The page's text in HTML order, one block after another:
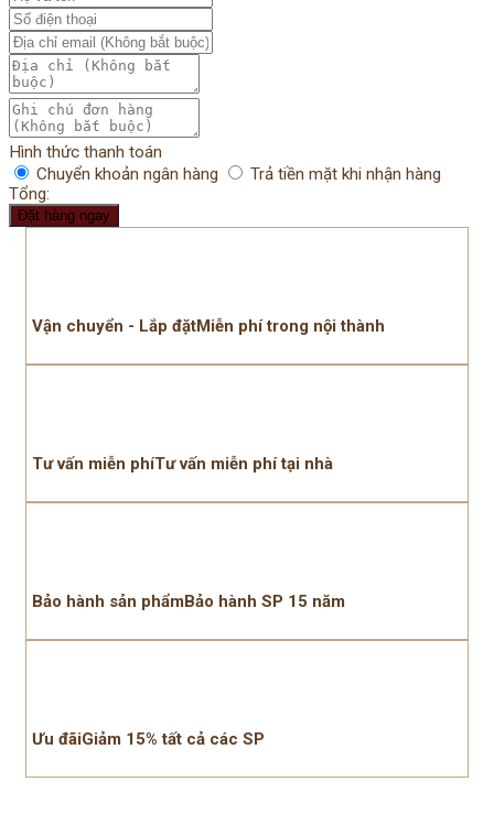
Hình thức thanh toán
Chuyển khoản ngân hàng
Trả tiền mặt khi nhận hàng
Tổng:
Đặt hàng ngay
Vận chuyển - Lắp đặtMiễn phí trong nội thành
Tư vấn miễn phíTư vấn miễn phí tại nhà
Bảo hành sản phẩmBảo hành SP 15 năm
Ưu đãiGiảm 15% tất cả các SP